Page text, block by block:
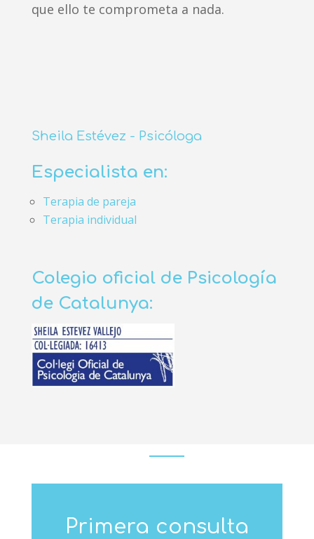
que ello te comprometa a nada.
Sheila Estévez - Psicóloga
Especialista en:
Terapia de pareja
Terapia individual
Colegio oficial de Psicología
de Catalunya:
Primera consulta